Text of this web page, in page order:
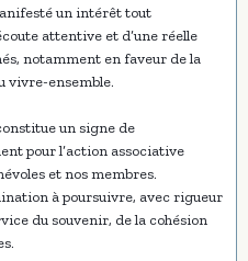
un intérêt tout
attentive et d’une réelle
notamment en faveur de la
vivre-ensemble.
un signe de
pour l’action associative
et nos membres.
à poursuivre, avec rigueur
du souvenir, de la cohésion